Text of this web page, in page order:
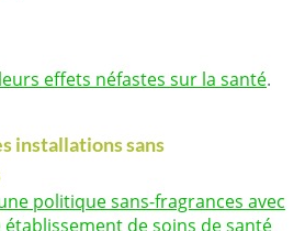
effets néfastes sur la santé.
installations sans
politique sans-fragrances avec
de soins de santé